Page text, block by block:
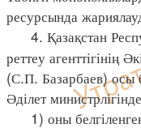
ресурсында
4. Қазақстан
реттеу агенттігінің
(С.П. Базарбаев) осы
Әділет
1) оны